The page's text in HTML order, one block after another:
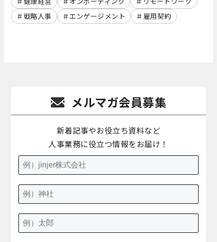
戦略人事
エンゲージメント 雇用契約
メルマガ会員募集
新着記事やお役立ち資料など
人事業務に役立つ情報をお届け！